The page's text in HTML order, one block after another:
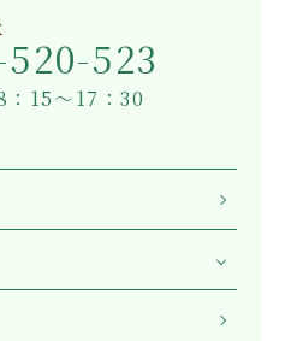
523
15～17：30